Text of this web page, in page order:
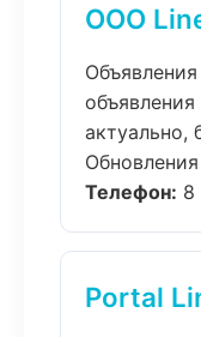
ООО
актуально,
Телефон: 8
Portal